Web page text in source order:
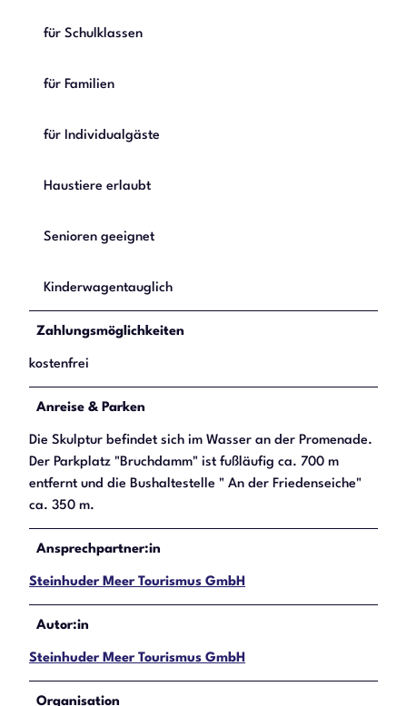
für Schulklassen
für Familien
für Individualgäste
Haustiere erlaubt
Senioren geeignet
Kinderwagentauglich
Zahlungsmöglichkeiten
kostenfrei
Anreise & Parken
Die Skulptur befindet sich im Wasser an der Promenade.
Der Parkplatz "Bruchdamm" ist fußläufig ca. 700 m
entfernt und die Bushaltestelle " An der Friedenseiche"
ca. 350 m.
Ansprechpartner:in
Steinhuder Meer Tourismus GmbH
Autor:in
Steinhuder Meer Tourismus GmbH
Organisation